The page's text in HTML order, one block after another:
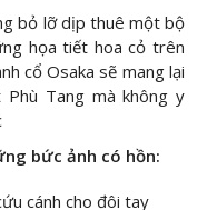
bỏ lỡ dịp thuê một bộ
họa tiết hoa cỏ trên
cổ Osaka sẽ mang lại
Tang mà không y
bức ảnh có hồn:
cánh cho đôi tay